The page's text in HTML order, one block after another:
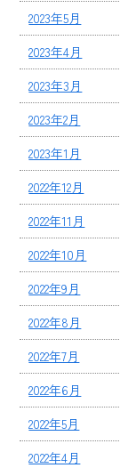
2023年5月
2023年4月
2023年3月
2023年2月
2023年1月
2022年12月
2022年11月
2022年10月
2022年9月
2022年8月
2022年7月
2022年6月
2022年5月
2022年4月